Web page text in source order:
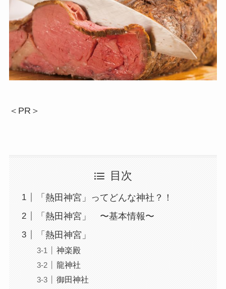
＜PR＞
目次
「熱田神宮」ってどんな神社？！
「熱田神宮」 〜基本情報〜
「熱田神宮」
神楽殿
龍神社
御田神社